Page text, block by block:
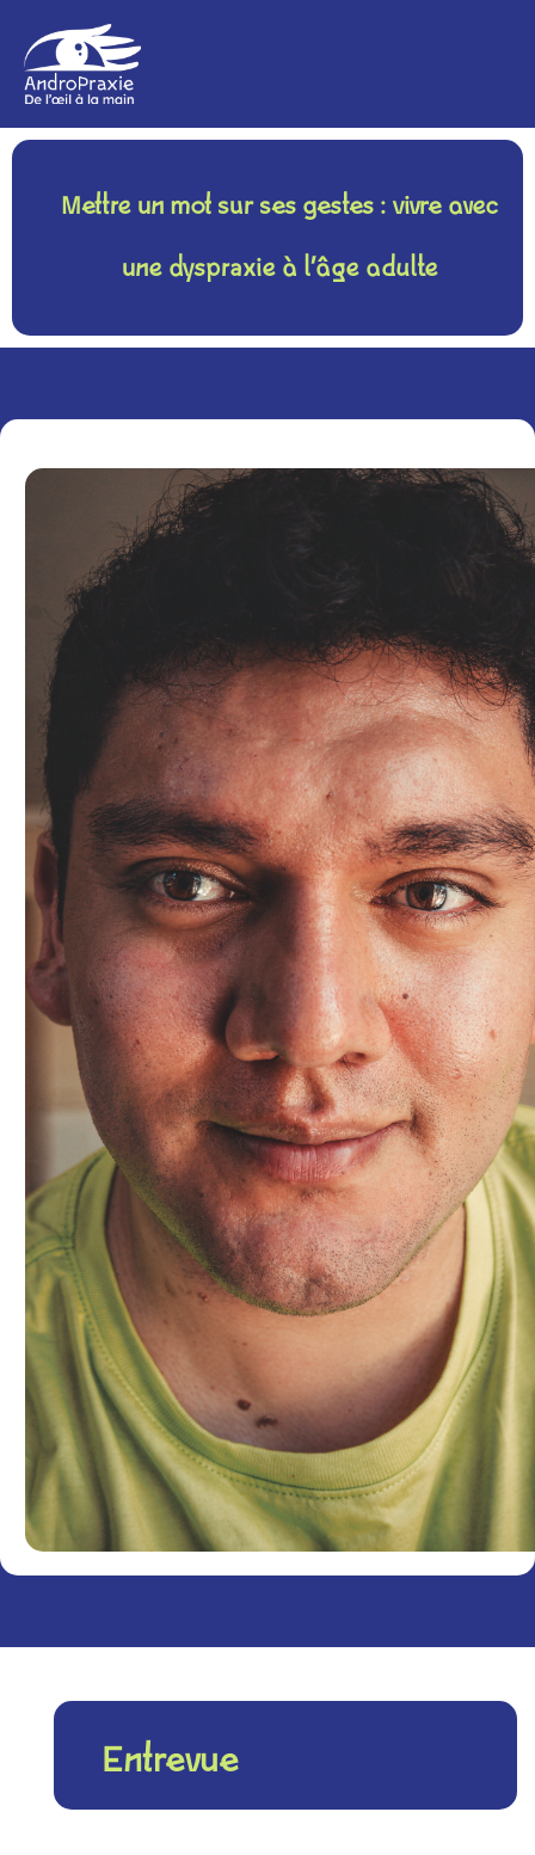
Mettre un mot sur ses gestes : vivre avec
une dyspraxie à l’âge adulte
Entrevue